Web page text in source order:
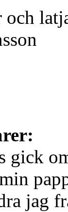
och
gick
jag